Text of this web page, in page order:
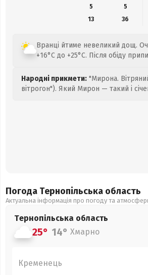
5
5
13
36
Вранці йтиме невеликий дощ.
+16°C до +25°C. Після обіду
Народні прикмети: "Мирона.
вітрогон"). Який Мирон — такий і
Погода Тернопільська область
Актуальна інформація про погоду та
Тернопільська область
25° 14° Хмарно
Кременець